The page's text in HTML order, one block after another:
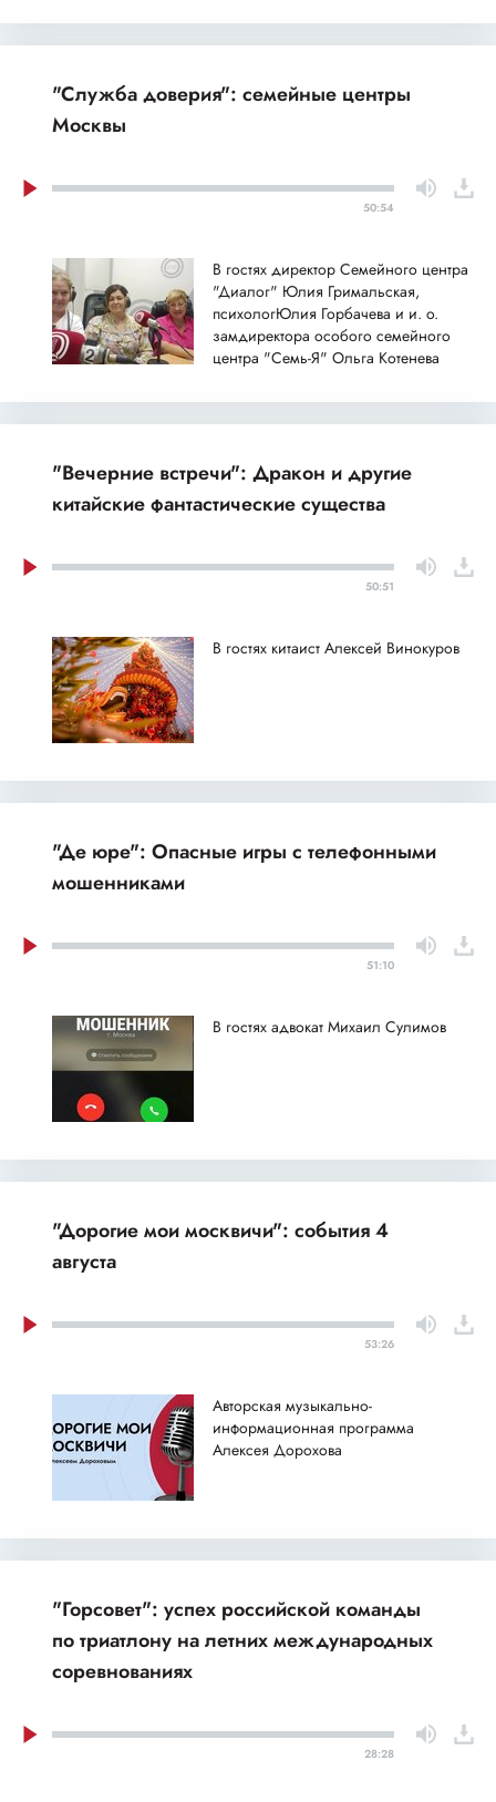
"Служба доверия": семейные центры
Москвы
50:54
В гостях директор Семейного центра
"Диалог" Юлия Гримальская,
психологЮлия Горбачева и и. о.
замдиректора особого семейного
центра "Семь-Я" Ольга Котенева
"Вечерние встречи": Дракон и другие
китайские фантастические существа
50:51
В гостях китаист Алексей Винокуров
"Де юре": Опасные игры с телефонными
мошенниками
51:10
В гостях адвокат Михаил Сулимов
"Дорогие мои москвичи": события 4
августа
53:26
Авторская музыкально-
информационная программа
Алексея Дорохова
"Горсовет": успех российской команды
по триатлону на летних международных
соревнованиях
28:28